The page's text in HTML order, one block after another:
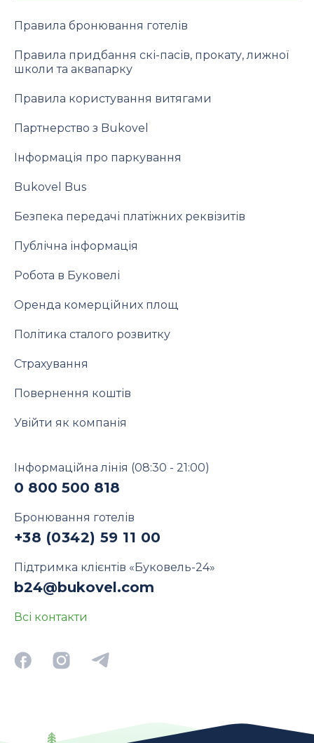
Правила бронювання готелів
Правила придбання скі-пасів, прокату, лижної
школи та аквапарку
Правила користування витягами
Партнерство з Bukovel
Інформація про паркування
Bukovel Bus
Безпека передачі платіжних реквізитів
Публічна інформація
Робота в Буковелі
Оренда комерційних площ
Політика сталого розвитку
Страхування
Повернення коштів
Увійти як компанія
Інформаційна лінія (08:30 - 21:00)
0 800 500 818
Бронювання готелів
+38 (0342) 59 11 00
Підтримка клієнтів «Буковель-24»
b24@bukovel.com
Всі контакти